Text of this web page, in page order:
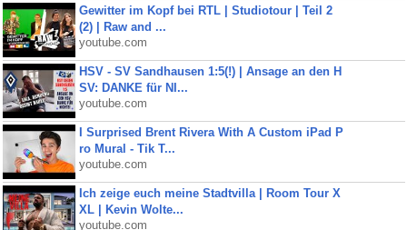
Gewitter im Kopf bei RTL | Studiotour | Teil 2
(2) | Raw and ...
youtube.com
HSV - SV Sandhausen 1:5(!) | Ansage an den H
SV: DANKE für NI...
youtube.com
I Surprised Brent Rivera With A Custom iPad P
ro Mural - Tik T...
youtube.com
Ich zeige euch meine Stadtvilla | Room Tour X
XL | Kevin Wolte...
youtube.com